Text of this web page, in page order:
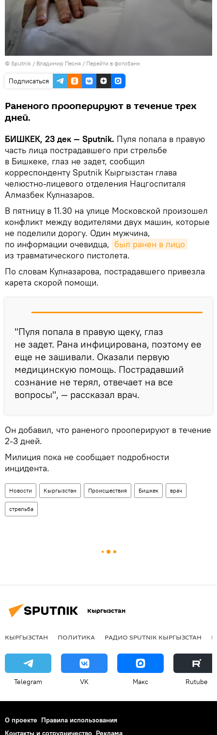
© Sputnik / Владимир Песня / Перейти в фотобанк
Подписаться
Раненого прооперируют в течение трех
дней.
БИШКЕК, 23 дек — Sputnik. Пуля попала в правую
часть лица пострадавшего при стрельбе
в Бишкеке, глаз не задет, сообщил
корреспонденту Sputnik Кыргызстан глава
челюстно-лицевого отделения Нацгоспиталя
Алмазбек Кулназаров.
В пятницу в 11.30 на улице Московской произошел
конфликт между водителями двух машин, которые
не поделили дорогу. Один мужчина,
по информации очевидца, был ранен в лицо
из травматического пистолета.
По словам Кулназарова, пострадавшего привезла
карета скорой помощи.
"Пуля попала в правую щеку, глаз
не задет. Рана инфицирована, поэтому ее
еще не зашивали. Оказали первую
медицинскую помощь. Пострадавший
сознание не терял, отвечает на все
вопросы", — рассказал врач.
Он добавил, что раненого прооперируют в течение
2-3 дней.
Милиция пока не сообщает подробности
инцидента.
Новости Кыргызстан Происшествия Бишкек врач
стрельба
Кыргызстан
КЫРГЫЗСТАН ПОЛИТИКА РАДИО SPUTNIK КЫРГЫЗСТАН
Telegram VK Макс Rutube
О проекте Правила использования
Контакты и сотрудничество Реклама